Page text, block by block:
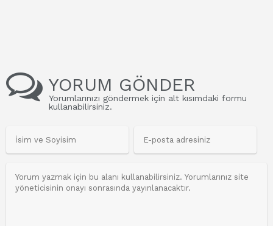
YORUM GÖNDER
Yorumlarınızı göndermek için alt kısımdaki formu
kullanabilirsiniz.